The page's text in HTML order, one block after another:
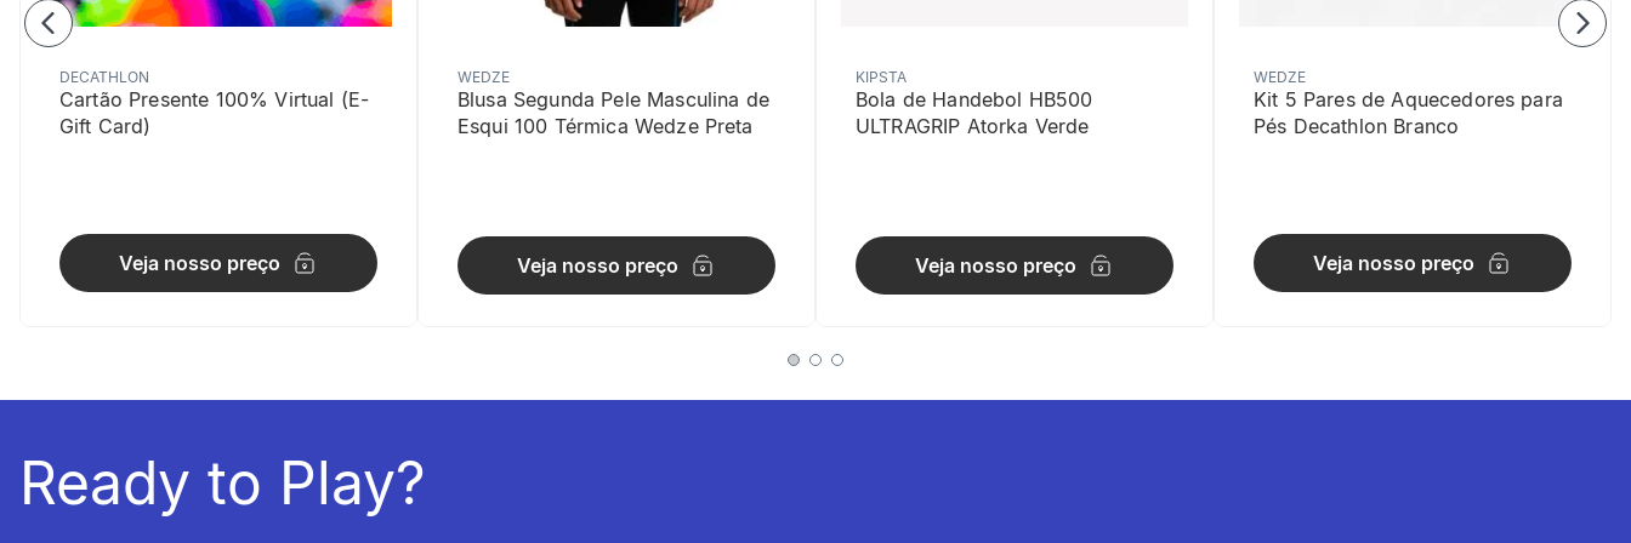
Nos modelos WEDZE, o tamanho para adulto corresponde a um perímetro de cabeça entre 56 e 59
cm. Consoante a elasticidade da malha, esta medida pode variar ligeiramente.
Garantia
Armazenamento
DECATHLON
Cartão Presente 100% Virtual (E-
Gift Card)
Veja nosso preço
WEDZE
Blusa Segunda Pele Masculina de
Esqui 100 Térmica Wedze Preta
Veja nosso preço
KIPSTA
Bola de Handebol HB500
ULTRAGRIP Atorka Verde
Veja nosso preço
WEDZE
Kit 5 Pares de Aquecedores para
Pés Decathlon Branco
Veja nosso preço
Ready to Play?